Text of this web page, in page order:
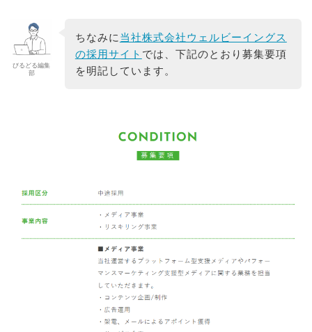
びるどる編集
部
ちなみに 当社株式会社ウェルビーイングス
の採用サイト では、下記のとおり募集要項
を明記しています。